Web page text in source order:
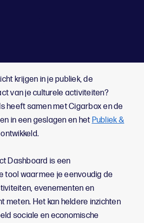
krijgen in je publiek, de
van je culturele activiteiten?
heeft samen met Cigarbox en de
in een geslagen en het Publiek &
ontwikkeld.
Dashboard is een
tool waarmee je eenvoudig de
evenementen en
meten. Het kan heldere inzichten
sociale en economische